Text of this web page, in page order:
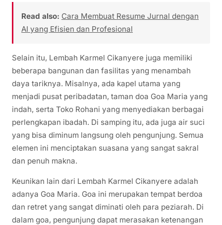
Read also: Cara Membuat Resume Jurnal dengan
AI yang Efisien dan Profesional
Selain itu, Lembah Karmel Cikanyere juga memiliki
beberapa bangunan dan fasilitas yang menambah
daya tariknya. Misalnya, ada kapel utama yang
menjadi pusat peribadatan, taman doa Goa Maria yang
indah, serta Toko Rohani yang menyediakan berbagai
perlengkapan ibadah. Di samping itu, ada juga air suci
yang bisa diminum langsung oleh pengunjung. Semua
elemen ini menciptakan suasana yang sangat sakral
dan penuh makna.
Keunikan lain dari Lembah Karmel Cikanyere adalah
adanya Goa Maria. Goa ini merupakan tempat berdoa
dan retret yang sangat diminati oleh para peziarah. Di
dalam goa, pengunjung dapat merasakan ketenangan